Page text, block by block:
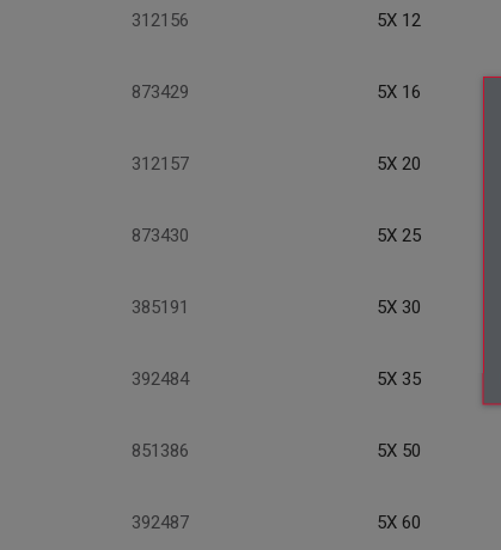
312156 5X 12
873429 5X 16
312157 5X 20
873430 5X 25
385191 5X 30
392484 5X 35
851386 5X 50
392487 5X 60